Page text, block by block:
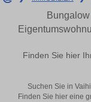
Finden Sie hier
Suchen Sie in
Finden Sie hier eine